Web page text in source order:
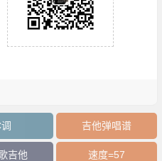
吉他弹唱谱
吉他 速度=57